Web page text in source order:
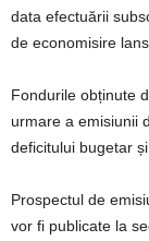
data efectuării
de economisire
Fondurile obținute
urmare a emisiunii
deficitului bugetar
Prospectul de
vor fi publicate la